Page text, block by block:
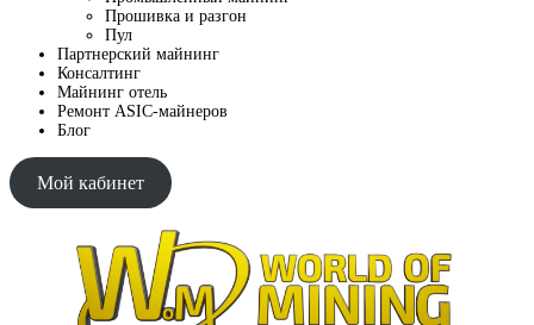
Прошивка и разгон
Пул
Партнерский майнинг
Консалтинг
Майнинг отель
Ремонт ASIC-майнеров
Блог
Мой кабинет